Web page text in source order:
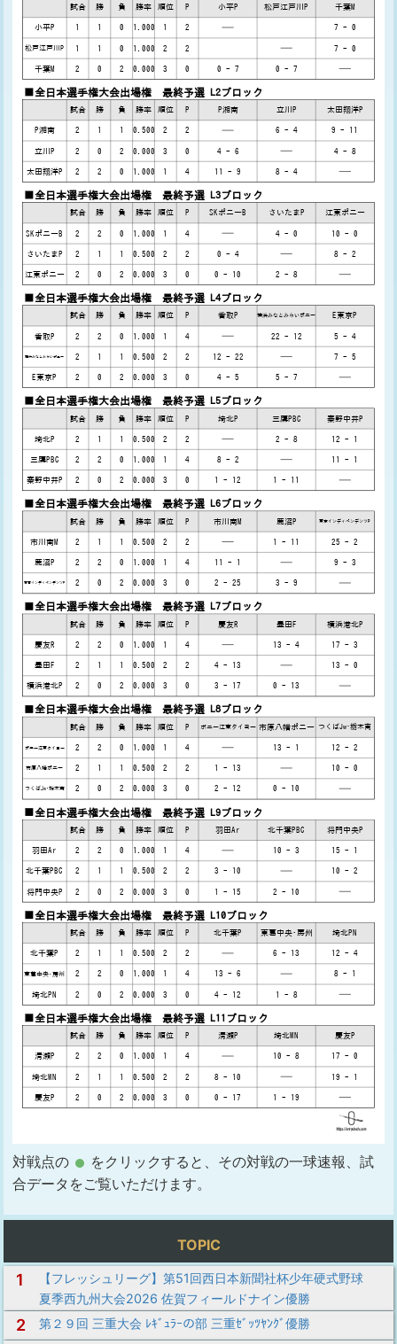
対戦点の
をクリックすると、その対戦の一球速報、試
合データをご覧いただけます。
TOPIC
1
【フレッシュリーグ】第51回西日本新聞社杯少年硬式野球
夏季西九州大会2026 佐賀フィールドナイン優勝
2 第２９回 三重大会 ﾚｷﾞｭﾗｰの部 三重ｾﾞｯﾂﾔﾝｸﾞ優勝